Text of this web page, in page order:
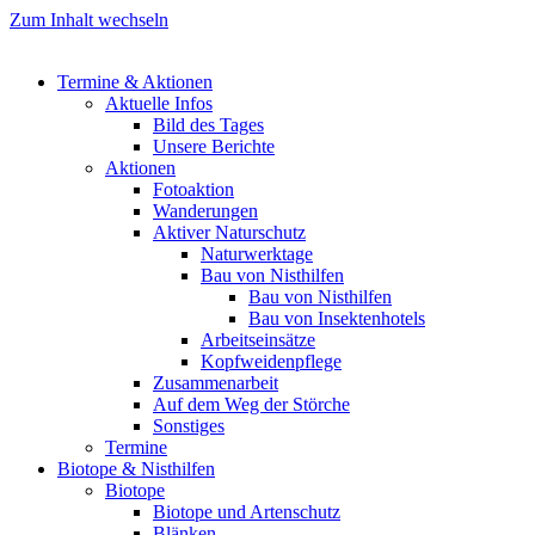
Zum Inhalt wechseln
Termine & Aktionen
Aktuelle Infos
Bild des Tages
Unsere Berichte
Aktionen
Fotoaktion
Wanderungen
Aktiver Naturschutz
Naturwerktage
Bau von Nisthilfen
Bau von Nisthilfen
Bau von Insektenhotels
Arbeitseinsätze
Kopfweidenpflege
Zusammenarbeit
Auf dem Weg der Störche
Sonstiges
Termine
Biotope & Nisthilfen
Biotope
Biotope und Artenschutz